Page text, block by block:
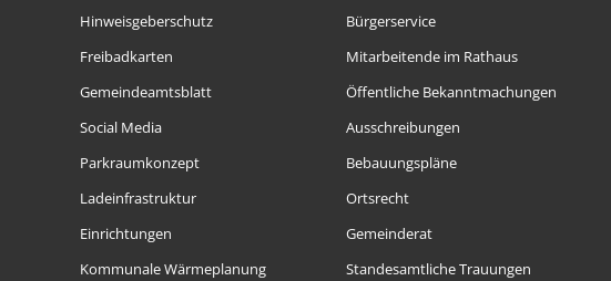
Hinweisgeberschutz
Freibadkarten
Gemeindeamtsblatt
Social Media
Parkraumkonzept
Ladeinfrastruktur
Einrichtungen
Kommunale Wärmeplanung
Bürgerservice
Mitarbeitende im Rathaus
Öffentliche Bekanntmachungen
Ausschreibungen
Bebauungspläne
Ortsrecht
Gemeinderat
Standesamtliche Trauungen